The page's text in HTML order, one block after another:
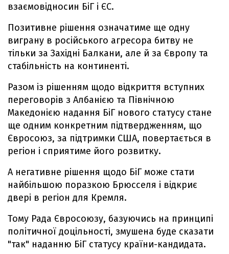
взаємовідносин БіГ і ЄС.
Позитивне рішення означатиме ще одну
виграну в російського агресора битву не
тільки за Західні Балкани, але й за Європу та
стабільність на континенті.
Разом із рішенням щодо відкриття вступних
переговорів з Албанією та Північною
Македонією надання БіГ нового статусу стане
ще одним конкретним підтвердженням, що
Євросоюз, за підтримки США, повертається в
регіон і сприятиме його розвитку.
А негативне рішення щодо БіГ може стати
найбільшою поразкою Брюсселя і відкриє
двері в регіон для Кремля.
Тому Рада Євросоюзу, базуючись на принципі
політичної доцільності, змушена буде сказати
"так" наданню БіГ статусу країни-кандидата.